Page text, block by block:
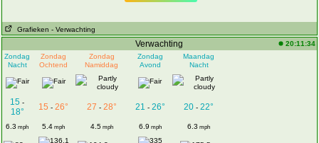
Grafieken - Verwachting
Verwachting
20:11:34
Zondag
Nacht
Zondag
Ochtend
Zondag
Namiddag
Zondag
Avond
Maandag
Nacht
15 -
18° 15 -26° 27 - 28° 21 - 26° 20 -22°
6.3 mph 5.4 mph 4.5mph 6.9 mph 6.3 mph